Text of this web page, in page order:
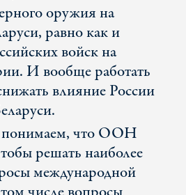
оружия на
равно как и
войск на
И вообще работать
влияние России
понимаем, что ООН
решать наиболее
международной